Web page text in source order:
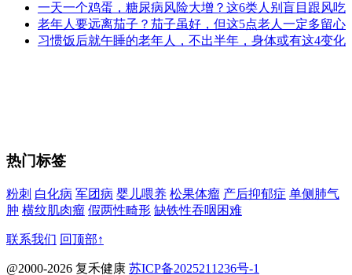
一天一个鸡蛋，糖尿病风险大增？这6类人别盲目跟风吃
老年人要远离茄子？茄子虽好，但这5点老人一定多留心
习惯饭后就午睡的老年人，不出半年，身体或有这4变化
热门标签
粉刺 白化病 军团病 婴儿喂养 松果体瘤 产后抑郁症 单侧肺气
肿 横纹肌肉瘤 假两性畸形 缺铁性吞咽困难
联系我们 回顶部↑
@2000-2026 复禾健康 苏ICP备2025211236号-1